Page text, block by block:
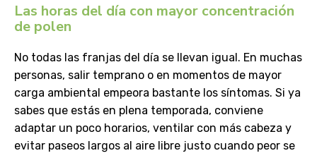
Las horas del día con mayor concentración
de polen
No todas las franjas del día se llevan igual. En muchas
personas, salir temprano o en momentos de mayor
carga ambiental empeora bastante los síntomas. Si ya
sabes que estás en plena temporada, conviene
adaptar un poco horarios, ventilar con más cabeza y
evitar paseos largos al aire libre justo cuando peor se